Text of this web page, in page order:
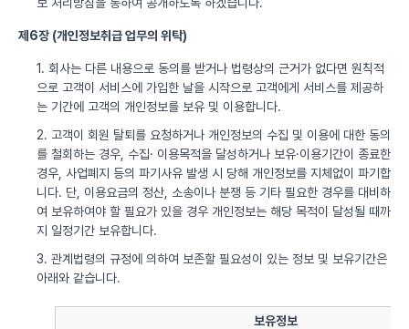
제6장 (개인정보취급 업무의 위탁)
1. 회사는 다른 내용으로 동의를 받거나 법령상의 근거가 없다면 원칙적
으로 고객이 서비스에 가입한 날을 시작으로 고객에게 서비스를 제공하
는 기간에 고객의 개인정보를 보유 및 이용합니다.
2. 고객이 회원 탈퇴를 요청하거나 개인정보의 수집 및 이용에 대한 동의
를 철회하는 경우, 수집· 이용목적을 달성하거나 보유·이용기간이 종료한
경우, 사업폐지 등의 파기사유 발생 시 당해 개인정보를 지체없이 파기합
니다. 단, 이용요금의 정산, 소송이나 분쟁 등 기타 필요한 경우를 대비하
여 보유하여야 할 필요가 있을 경우 개인정보는 해당 목적이 달성될 때까
지 일정기간 보유합니다.
3. 관계법령의 규정에 의하여 보존할 필요성이 있는 정보 및 보유기간은
아래와 같습니다.
보유정보